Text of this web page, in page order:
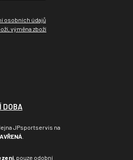
osobních údajů
výměna zboží
DOBA
JPsportservis na
, pouze odobní